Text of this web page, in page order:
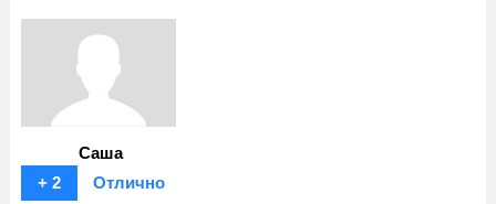
Саша
+ 2
Отлично